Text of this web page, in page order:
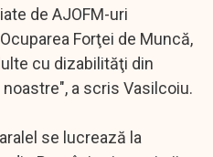
de AJOFM-uri
Forţei de Muncă,
cu dizabilităţi din
a scris Vasilcoiu.
se lucrează la